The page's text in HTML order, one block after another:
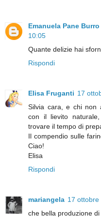
Emanuela Pane
10:05
Quante delizie hai
Rispondi
Elisa Fruganti 17
Silvia cara, e chi non
con il lievito
trovare il tempo di
Il compendio sulle
Ciao!
Elisa
Rispondi
mariangela 17 ottobre
che bella produzione